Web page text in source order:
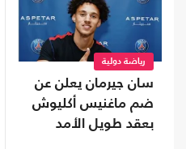
رياضة دولية
سان جيرمان يعلن عن
ضم ماغنيس أكليوش
بعقد طويل الأمد